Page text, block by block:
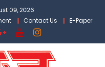
09, 2026
Contact Us E-Paper